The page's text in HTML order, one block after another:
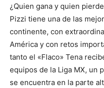
¿Quien gana y quien
Pizzi tiene una de las
continente, con
América y con retos
tanto el «Flaco» Tena
equipos de la Liga MX, un
se encuentra en la parte